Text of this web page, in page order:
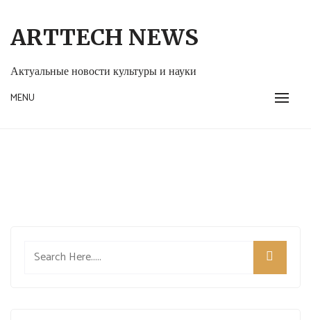
content
ARTTECH NEWS
Актуальные новости культуры и науки
MENU